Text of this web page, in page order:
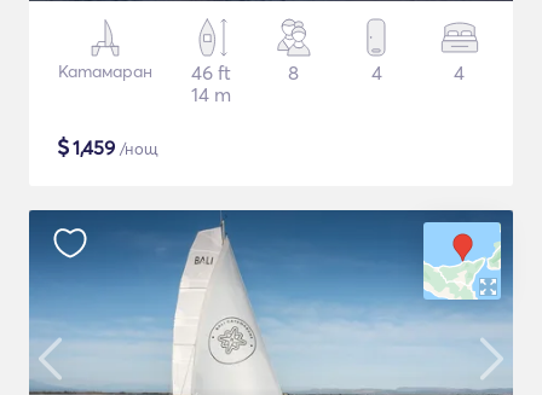
Катамаран
46 ft
14 m
8 4 4
$1,459 /нощ